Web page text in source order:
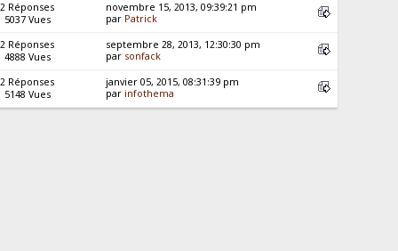
2 Réponses
5037 Vues
novembre 15, 2013, 09:39:21 pm
par Patrick
2 Réponses
4888 Vues
septembre 28, 2013, 12:30:30 pm
par sonfack
2 Réponses
5148 Vues
janvier 05, 2015, 08:31:39 pm
par infothema